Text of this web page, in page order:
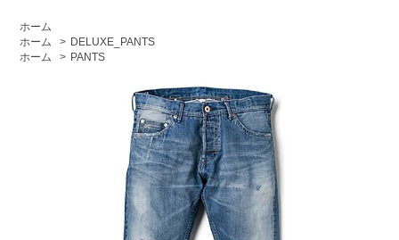
ホーム
ホーム
> DELUXE_PANTS
ホーム
> PANTS